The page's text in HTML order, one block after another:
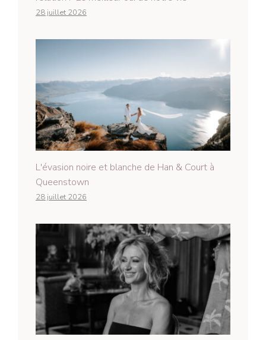
28 juillet 2026
L'évasion noire et blanche de Han & Court à
Queenstown
28 juillet 2026